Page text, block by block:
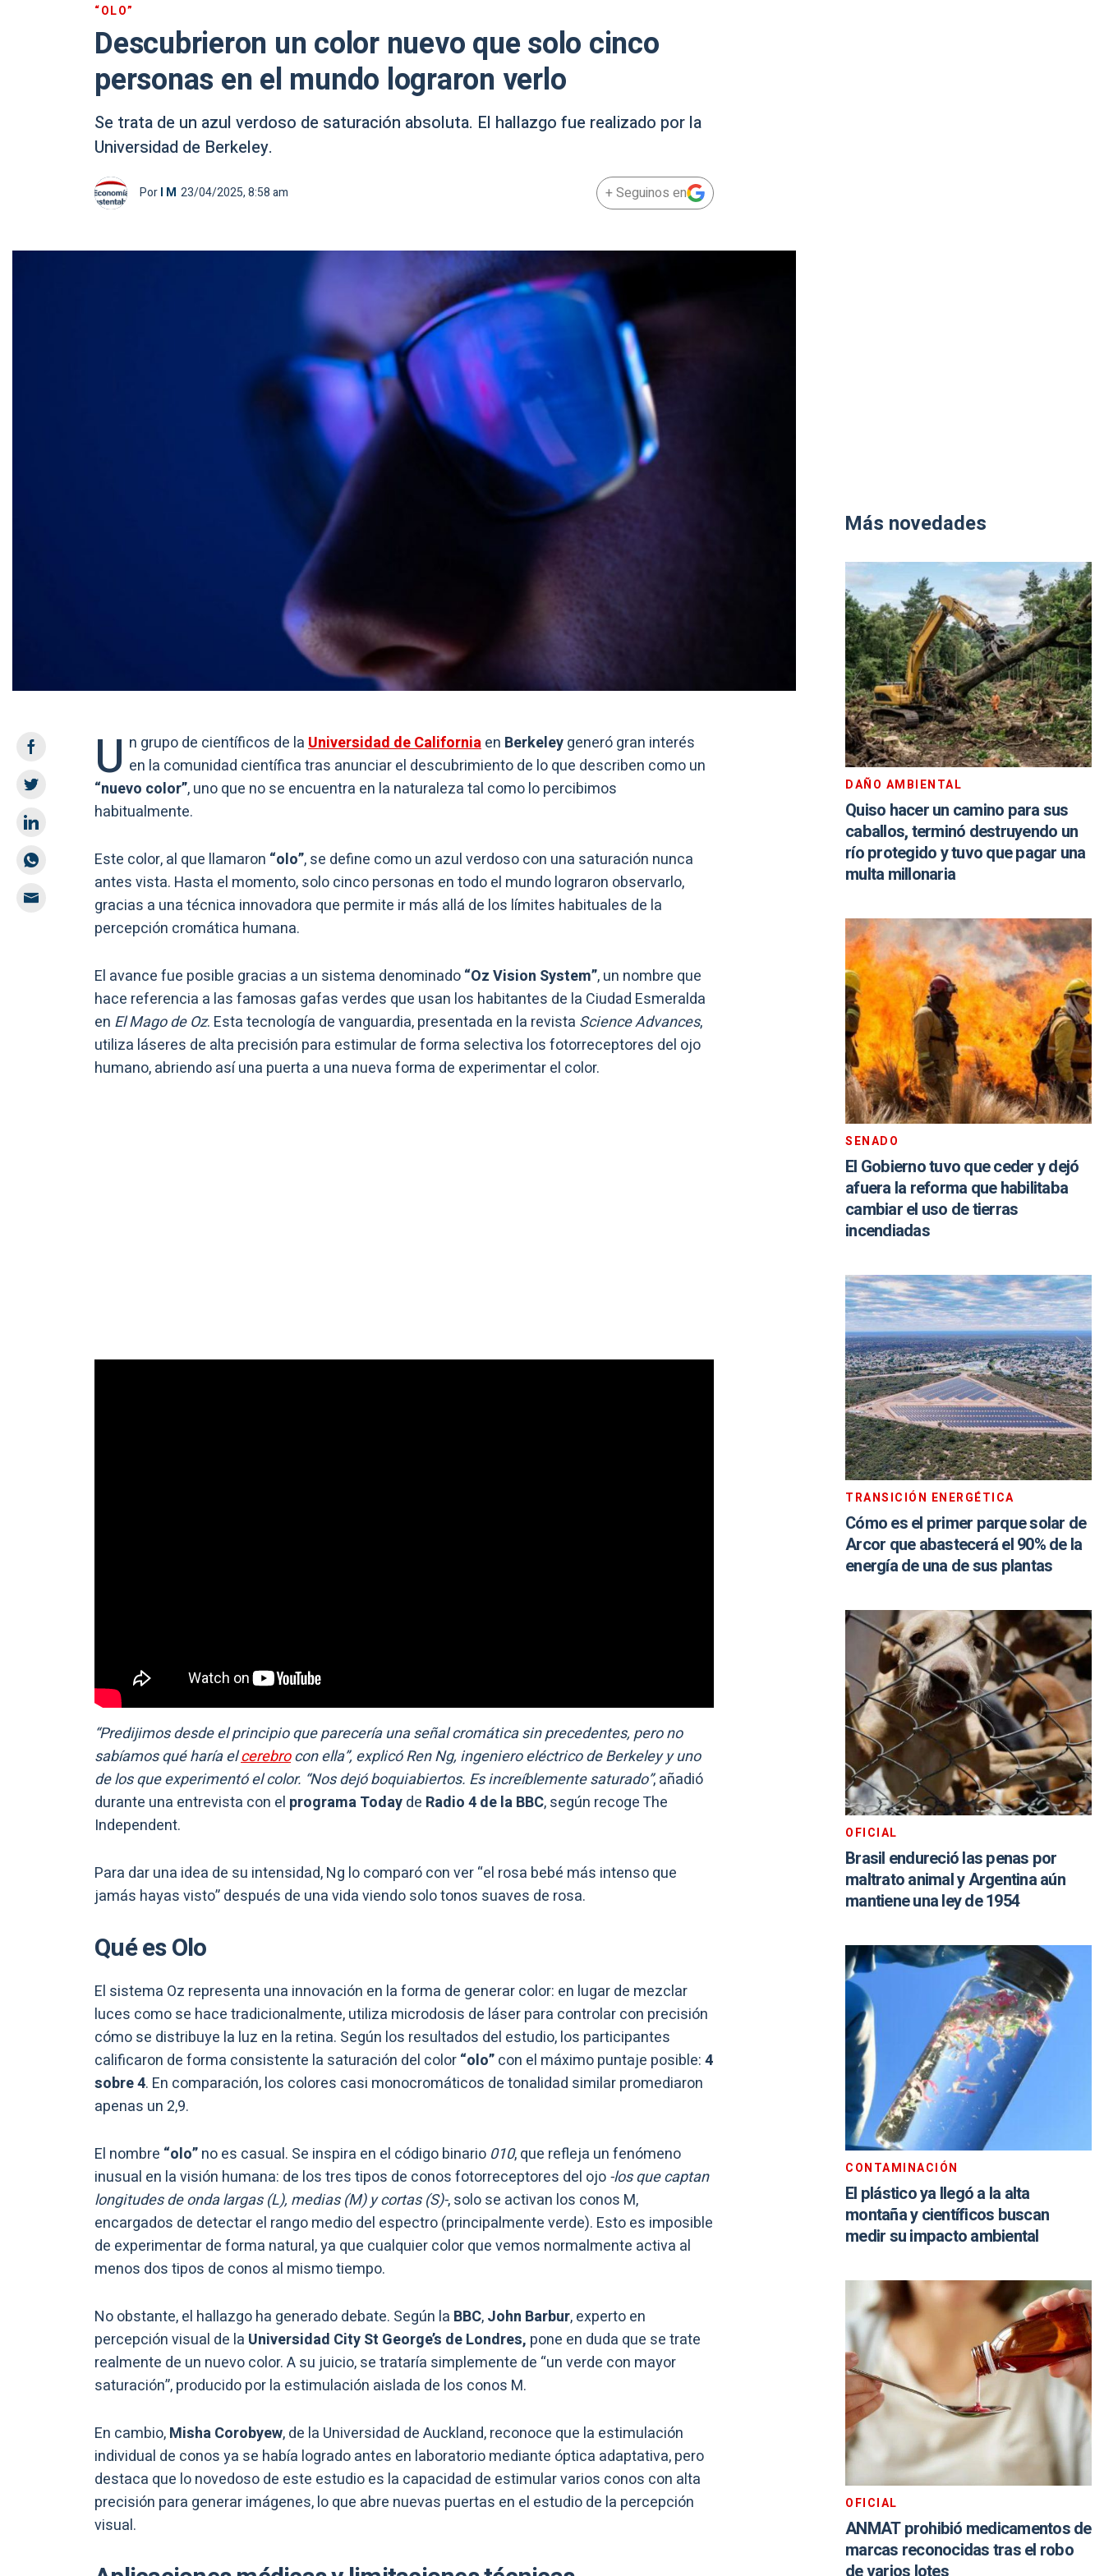
“OLO”
Descubrieron un color nuevo que solo cinco
personas en el mundo lograron verlo
Se trata de un azul verdoso de saturación absoluta. El hallazgo fue realizado por la
Universidad de Berkeley.
PorI M 23/04/2025, 8:58 am + Seguinos en
U n grupo de científicos de laUniversidad de Californiaen Berkeleygeneró gran interés
en la comunidad científica tras anunciar el descubrimiento de lo que describen como un
“nuevo color”, uno que no se encuentra en la naturaleza tal como lo percibimos
habitualmente.
Este color, al que llamaron “olo”, se define como un azul verdoso con una saturación nunca
antes vista. Hasta el momento, solo cinco personas en todo el mundo lograron observarlo,
gracias a una técnica innovadora que permite ir más allá de los límites habituales de la
percepción cromática humana.
El avance fue posible gracias a un sistema denominado“Oz Vision System”, un nombre que
hace referencia a las famosas gafas verdes que usan los habitantes de la Ciudad Esmeralda
en El Mago de Oz. Esta tecnología de vanguardia, presentada en la revista Science Advances,
utiliza láseres de alta precisión para estimular de forma selectiva los fotorreceptores del ojo
humano, abriendo así una puerta a una nueva forma de experimentar el color.
“Predijimos desde el principio que parecería una señal cromática sin precedentes, pero no
sabíamos qué haría elcerebrocon ella”, explicó Ren Ng, ingeniero eléctrico de Berkeley y uno
de los que experimentó el color. “Nos dejó boquiabiertos. Es increíblemente saturado”, añadió
durante una entrevista con el programa Todayde Radio 4 de la BBC, según recoge The
Independent.
Para dar una idea de su intensidad, Ng lo comparó con ver “el rosa bebé más intenso que
jamás hayas visto” después de una vida viendo solo tonos suaves de rosa.
Qué es Olo
El sistema Oz representa una innovación en la forma de generar color: en lugar de mezclar
luces como se hace tradicionalmente, utiliza microdosis de láser para controlar con precisión
cómo se distribuye la luz en la retina. Según los resultados del estudio, los participantes
calificaron de forma consistente la saturación del color“olo”con el máximo puntaje posible:4
sobre 4. En comparación, los colores casi monocromáticos de tonalidad similar promediaron
apenas un 2,9.
El nombre “olo”no es casual. Se inspira en el código binario 010, que refleja un fenómeno
inusual en la visión humana: de los tres tipos de conos fotorreceptores del ojo-los que captan
longitudes de onda largas (L), medias (M) y cortas (S)-, solo se activan los conos M,
encargados de detectar el rango medio del espectro (principalmente verde). Esto es imposible
de experimentar de forma natural, ya que cualquier color que vemos normalmente activa al
menos dos tipos de conos al mismo tiempo.
No obstante, el hallazgo ha generado debate. Según la BBC,John Barbur, experto en
percepción visual de la Universidad City St George’s de Londres, pone en duda que se trate
realmente de un nuevo color. A su juicio, se trataría simplemente de “un verde con mayor
saturación”, producido por la estimulación aislada de los conos M.
En cambio,Misha Corobyew, de la Universidad de Auckland, reconoce que la estimulación
individual de conos ya se había logrado antes en laboratorio mediante óptica adaptativa, pero
destaca que lo novedoso de este estudio es la capacidad de estimular varios conos con alta
precisión para generar imágenes, lo que abre nuevas puertas en el estudio de la percepción
visual.
Más novedades
DAÑO AMBIENTAL
Quiso hacer un camino para sus
caballos, terminó destruyendo un
río protegido y tuvo que pagar una
multa millonaria
SENADO
El Gobierno tuvo que ceder y dejó
afuera la reforma que habilitaba
cambiar el uso de tierras
incendiadas
TRANSICIÓN ENERGÉTICA
Cómo es el primer parque solar de
Arcor que abastecerá el 90% de la
energía de una de sus plantas
OFICIAL
Brasil endureció las penas por
maltrato animal y Argentina aún
mantiene una ley de 1954
CONTAMINACIÓN
El plástico ya llegó a la alta
montaña y científicos buscan
medir su impacto ambiental
OFICIAL
ANMAT prohibió medicamentos de
marcas reconocidas tras el robo